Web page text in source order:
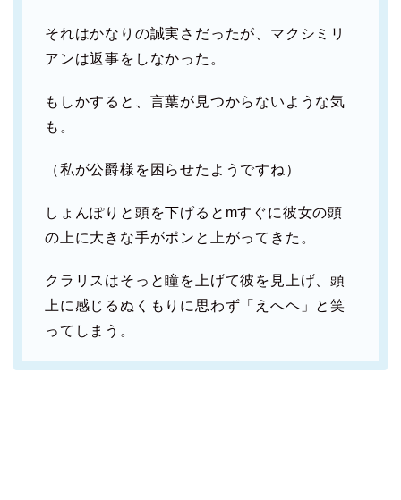
それはかなりの誠実さだったが、マクシミリ
アンは返事をしなかった。
もしかすると、言葉が見つからないような気
も。
（私が公爵様を困らせたようですね）
しょんぽりと頭を下げるとmすぐに彼女の頭
の上に大きな手がポンと上がってきた。
クラリスはそっと瞳を上げて彼を見上げ、頭
上に感じるぬくもりに思わず「えへヘ」と笑
ってしまう。